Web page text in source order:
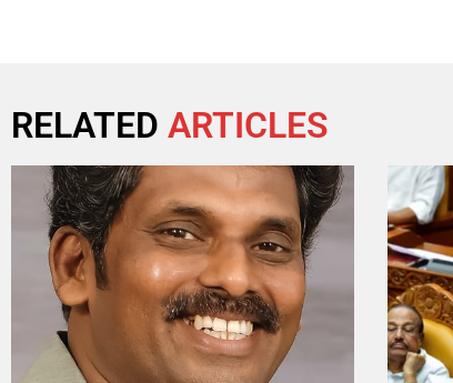
RELATED ARTICLES